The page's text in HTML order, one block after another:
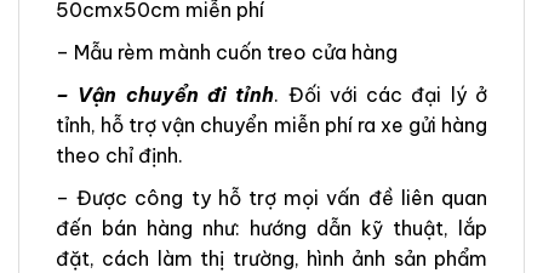
50cmx50cm miễn phí
– Mẫu rèm mành cuốn treo cửa hàng
– Vận chuyển đi tỉnh. Đối với các đại lý ở
tỉnh, hỗ trợ vận chuyển miễn phí ra xe gửi hàng
theo chỉ định.
– Được công ty hỗ trợ mọi vấn đề liên quan
đến bán hàng như: hướng dẫn kỹ thuật, lắp
đặt, cách làm thị trường, hình ảnh sản phẩm